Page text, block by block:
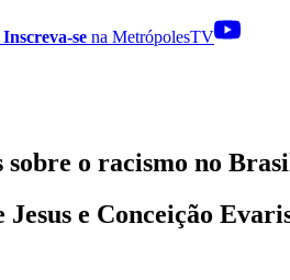
Inscreva-se na MetrópolesTV
o racismo no
e Conceição